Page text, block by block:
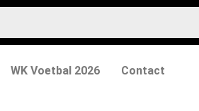
WK Voetbal 2026 Contact